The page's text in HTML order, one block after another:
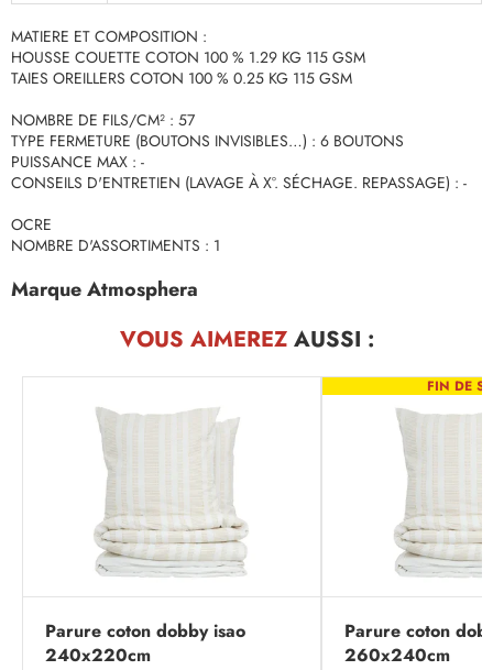
MATIERE ET COMPOSITION :
HOUSSE COUETTE COTON 100 % 1.29 KG 115 GSM
TAIES OREILLERS COTON 100 % 0.25 KG 115 GSM
NOMBRE DE FILS/CM² : 57
TYPE FERMETURE (BOUTONS INVISIBLES…) : 6 BOUTONS
PUISSANCE MAX : -
CONSEILS D'ENTRETIEN (LAVAGE À X°. SÉCHAGE. REPASSAGE) : -
OCRE
NOMBRE D'ASSORTIMENTS : 1
Marque Atmosphera
VOUS AIMEREZAUSSI :
Parure coton dobby isao
240x220cm
FIN DE
Parure coton
260x240cm